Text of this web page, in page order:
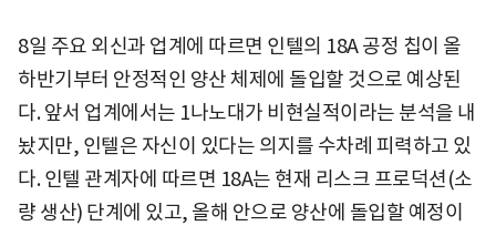
8일 주요 외신과 업계에 따르면 인텔의 18A 공정 칩이 올
하반기부터 안정적인 양산 체제에 돌입할 것으로 예상된
다. 앞서 업계에서는 1나노대가 비현실적이라는 분석을 내
놨지만, 인텔은 자신이 있다는 의지를 수차례 피력하고 있
다. 인텔 관계자에 따르면 18A는 현재 리스크 프로덕션(소
량 생산) 단계에 있고, 올해 안으로 양산에 돌입할 예정이